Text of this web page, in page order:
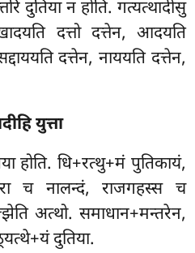
दुतिया न होति. गत्यत्थादीसु
दत्तो दत्तेन, आदयति
दत्तेन, नाययति दत्तेन,
युत्ता
होति. धि+रत्थु+मं पुतिकायं,
च नालन्दं, राजगहस्स च
अत्थो. समाधान+मन्तरेन,
दुतिया.